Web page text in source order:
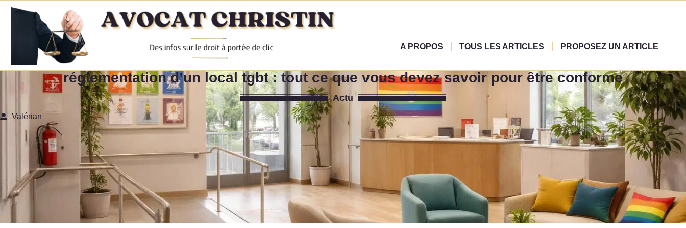
A PROPOS TOUS LES ARTICLES PROPOSEZ UN ARTICLE
réglementation d’un local tgbt : tout ce que vous devez savoir pour être conforme
Actu
Valérian